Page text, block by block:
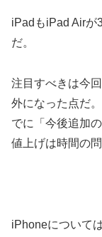
iPadもiPad Airが
だ。
注目すべきは今
外になった点だ
でに「今後追加
値上げは時間の問
iPhoneについて